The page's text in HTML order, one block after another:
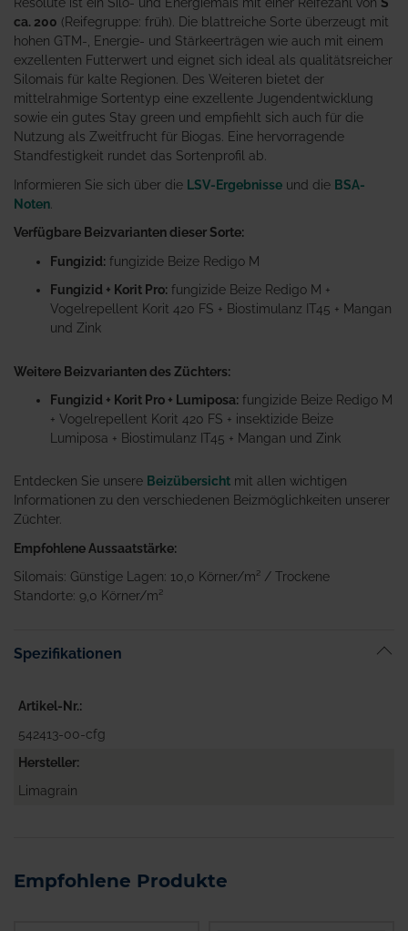
Resolute ist ein Silo- und Energiemais mit einer Reifezahl von S
ca. 200 (Reifegruppe: früh). Die blattreiche Sorte überzeugt mit
hohen GTM-, Energie- und Stärkeerträgen wie auch mit einem
exzellenten Futterwert und eignet sich ideal als qualitätsreicher
Silomais für kalte Regionen. Des Weiteren bietet der
mittelrahmige Sortentyp eine exzellente Jugendentwicklung
sowie ein gutes Stay green und empfiehlt sich auch für die
Nutzung als Zweitfrucht für Biogas. Eine hervorragende
Standfestigkeit rundet das Sortenprofil ab.
Informieren Sie sich über die LSV-Ergebnisse und die BSA-
Noten
Verfügbare Beizvarianten dieser Sorte:
Fungizid: fungizide Beize Redigo M
Fungizid + Korit Pro: fungizide Beize Redigo M +
Vogelrepellent Korit 420 FS + Biostimulanz IT45 + Mangan
und Zink
Weitere Beizvarianten des Züchters:
Fungizid + Korit Pro + Lumiposa: fungizide Beize Redigo M
+ Vogelrepellent Korit 420 FS + insektizide Beize
Lumiposa + Biostimulanz IT45 + Mangan und Zink
Entdecken Sie unsere Beizübersicht mit allen wichtigen
Informationen zu den verschiedenen Beizmöglichkeiten unserer
Züchter.
Empfohlene Aussaatstärke:
Silomais: Günstige Lagen: 10,0 Körner/m² / Trockene
Standorte: 9,0 Körner/m²
Spezifikationen
Artikel-Nr.
542413-00-cfg
Hersteller
Limagrain
Empfohlene Produkte